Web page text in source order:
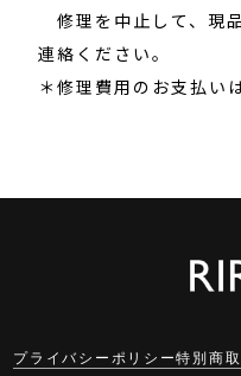
修理を中止して、現
連絡ください。
＊修理費用のお支払い
プライバシーポリシー特別商